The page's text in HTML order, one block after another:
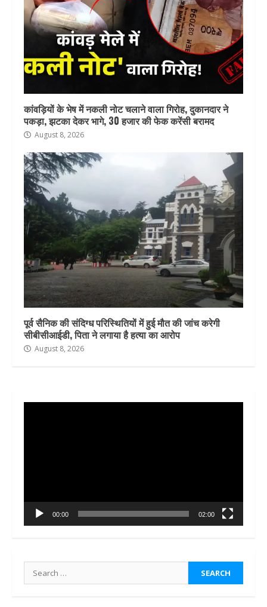
कांवड़ियों के भेष में नकली नोट चलाने वाला गिरोह, दुकानदार ने
पकड़ा, झटका देकर भागे, 30 हजार की फेक करेंसी बरामद
August 8, 2026
पूर्व सैनिक की संदिग्ध परिस्थितियों में हुई मौत की जांच करेगी
सीबीसीआईडी, पिता ने लगाया है हत्या का आरोप
August 8, 2026
00:00 02:00
Search
for: